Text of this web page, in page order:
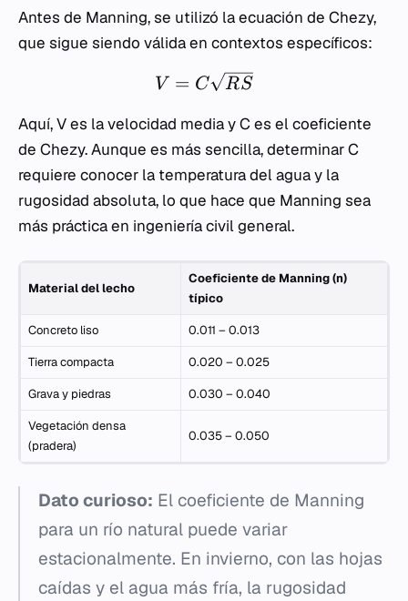
Antes de Manning, se utilizó la ecuación de Chezy,
que sigue siendo válida en contextos específicos:
V = C RS
Aquí,Ves la velocidad media yCes el coeficiente
de Chezy. Aunque es más sencilla, determinarC
requiere conocer la temperatura del agua y la
rugosidad absoluta, lo que hace que Manning sea
más práctica en ingeniería civil general.
Material del lecho
Coeficiente de Manning (n)
típico
Concreto liso 0.011 – 0.013
Tierra compacta 0.020 – 0.025
Grava y piedras 0.030 – 0.040
Vegetación densa
(pradera)
0.035 – 0.050
Dato curioso: El coeficiente de Manning
para un río natural puede variar
estacionalmente. En invierno, con las hojas
caídas y el agua más fría, la rugosidad